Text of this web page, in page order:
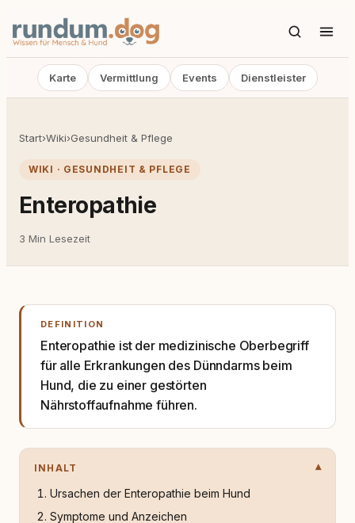
Karte Vermittlung Events Dienstleister
Start›Wiki›Gesundheit & Pflege
WIKI · GESUNDHEIT & PFLEGE
Enteropathie
3 Min Lesezeit
DEFINITION
Enteropathie ist der medizinische Oberbegriff
für alle Erkrankungen des Dünndarms beim
Hund, die zu einer gestörten
Nährstoffaufnahme führen.
INHALT
Ursachen der Enteropathie beim Hund
Symptome und Anzeichen